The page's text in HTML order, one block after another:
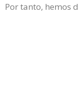
Por tanto, hemos